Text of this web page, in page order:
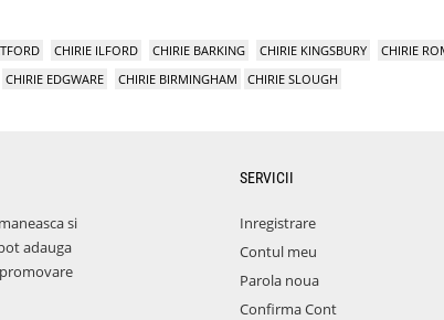
CHIRIE ILFORD CHIRIE BARKING CHIRIE KINGSBURY CHIRIE
CHIRIE EDGWARE CHIRIE BIRMINGHAM CHIRIE SLOUGH
si
adauga
SERVICII
Inregistrare
Contul meu
Parola noua
Confirma Cont